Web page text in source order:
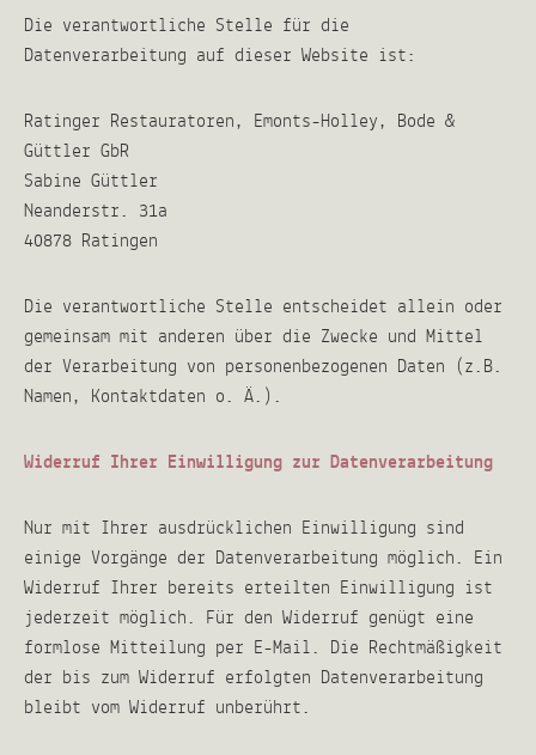
Die verantwortliche Stelle für die
Datenverarbeitung auf dieser Website ist:
Ratinger Restauratoren, Emonts-Holley, Bode &
Güttler GbR
Sabine Güttler
Neanderstr. 31a
40878 Ratingen
Die verantwortliche Stelle entscheidet allein oder
gemeinsam mit anderen über die Zwecke und Mittel
der Verarbeitung von personenbezogenen Daten (z.B.
Namen, Kontaktdaten o. Ä.).
Widerruf Ihrer Einwilligung zur Datenverarbeitung
Nur mit Ihrer ausdrücklichen Einwilligung sind
einige Vorgänge der Datenverarbeitung möglich. Ein
Widerruf Ihrer bereits erteilten Einwilligung ist
jederzeit möglich. Für den Widerruf genügt eine
formlose Mitteilung per E-Mail. Die Rechtmäßigkeit
der bis zum Widerruf erfolgten Datenverarbeitung
bleibt vom Widerruf unberührt.